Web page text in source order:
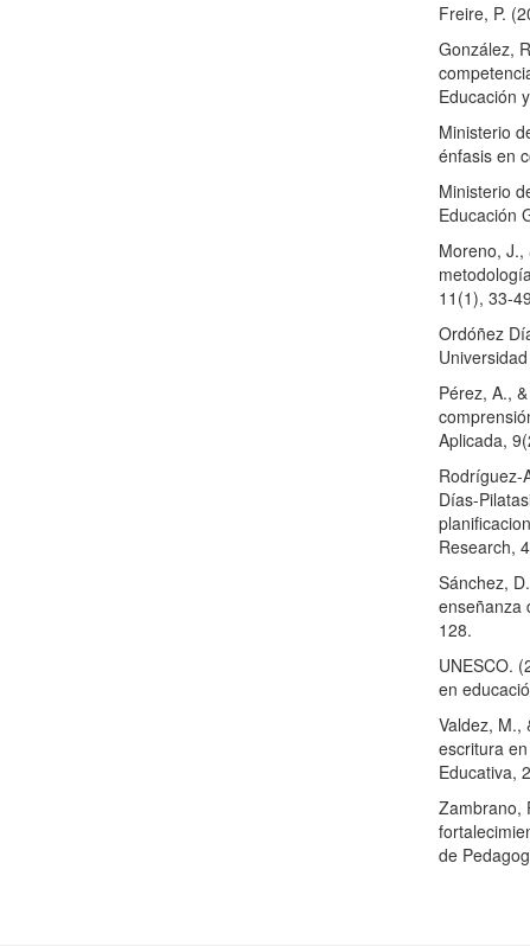
Freire, P.
González,
Educación
Ministerio
énfasis en
Ministerio
Educación
Moreno,
11(1), 33-
Ordóñez
Pérez, A.,
Aplicada,
Rodríguez-
Días-
Research,
Sánchez,
enseñanza
128.
UNESCO.
en
Valdez, M.,
escritura
Educativa,
Zambrano,
de